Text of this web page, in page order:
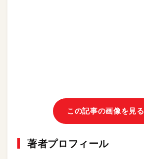
この記事の画像を見る
著者プロフィール